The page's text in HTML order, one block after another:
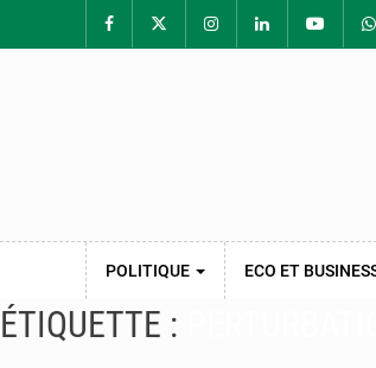
POLITIQUE ECO ET
ÉTIQUETTE :